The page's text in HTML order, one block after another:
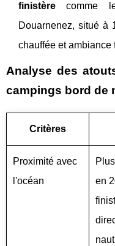
finistère comme
Douarnenez, situé à
chauffée et
Analyse des
campings bord de
Critères
Proximité avec
l'océan
en